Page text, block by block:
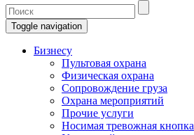
Toggle navigation
Бизнесу
Пультовая охрана
Физическая охрана
Сопровождение груза
Охрана мероприятий
Прочие услуги
Носимая тревожная кнопка